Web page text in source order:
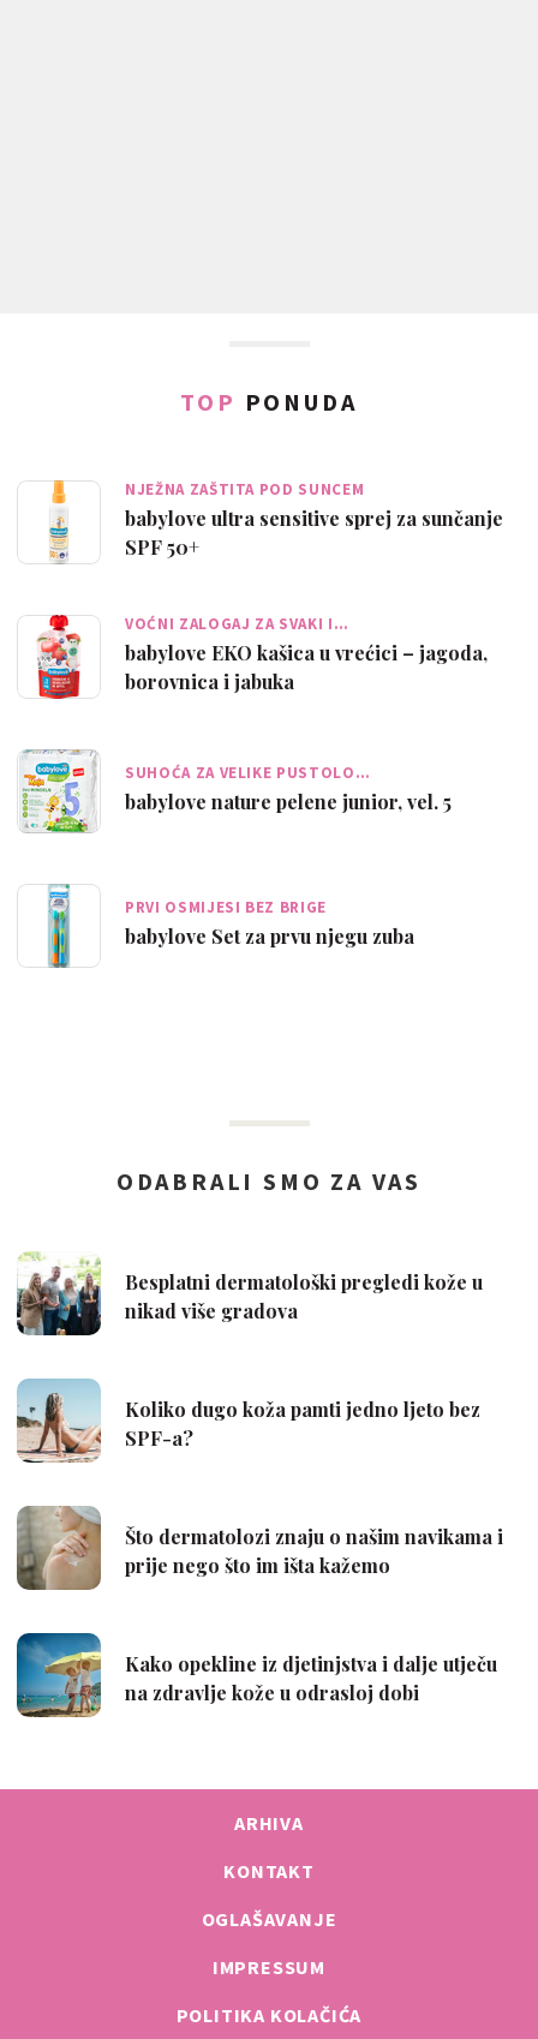
TOP PONUDA
NJEŽNA ZAŠTITA POD SUNCEM
babylove ultra sensitive sprej za sunčanje
SPF 50+
VOĆNI ZALOGAJ ZA SVAKI I…
babylove EKO kašica u vrećici – jagoda,
borovnica i jabuka
SUHOĆA ZA VELIKE PUSTOLO…
babylove nature pelene junior, vel. 5
PRVI OSMIJESI BEZ BRIGE
babylove Set za prvu njegu zuba
ARHIVA
KONTAKT
OGLAŠAVANJE
IMPRESSUM
POLITIKA KOLAČIĆA